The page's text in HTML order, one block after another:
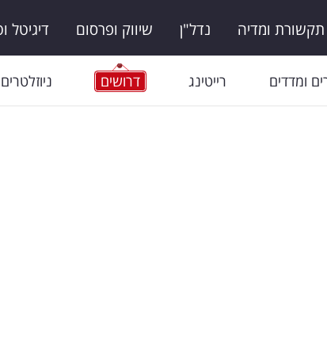
תקשורת ומדיה נדל"ן שיווק ופרסום דיגיטל
ומדדים רייטינג דרושים ניוזלטרים